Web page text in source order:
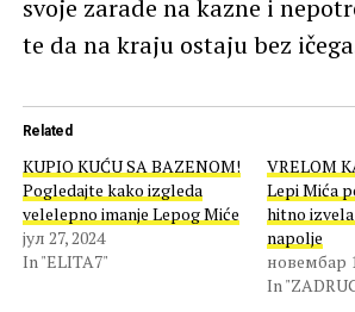
svoje zarade na kazne i
te da na kraju ostaju bez
Related
KUPIO KUĆU SA BAZENOM!
Pogledajte kako izgleda
velelepno imanje Lepog Miće
јул 27, 2024
In "ELITA7"
VRELOM
Lepi Mića
hitno
napolje
новембар
In